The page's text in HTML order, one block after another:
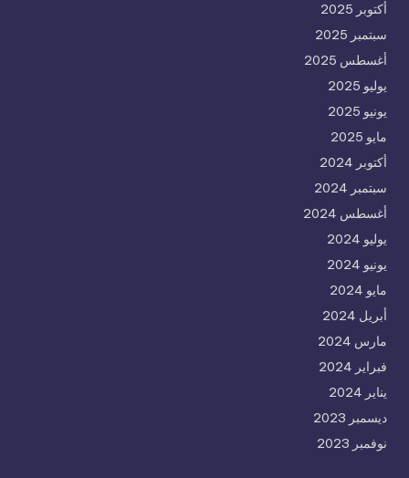
أكتوبر 2025
سبتمبر 2025
أغسطس 2025
يوليو 2025
يونيو 2025
مايو 2025
أكتوبر 2024
سبتمبر 2024
أغسطس 2024
يوليو 2024
يونيو 2024
مايو 2024
أبريل 2024
مارس 2024
فبراير 2024
يناير 2024
ديسمبر 2023
نوفمبر 2023